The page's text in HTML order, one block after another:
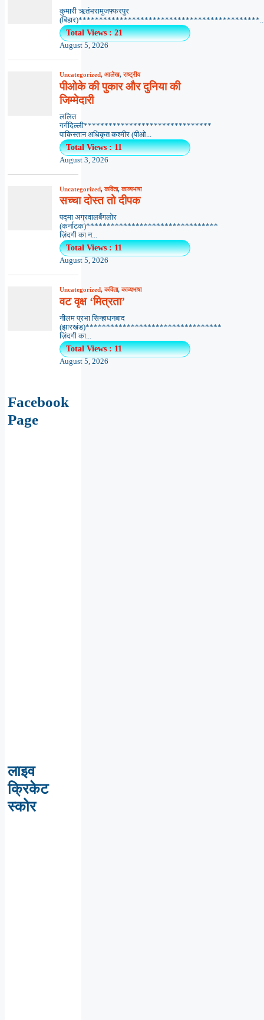
कुमारी ऋतंभरामुजफ्फरपुर
Total Views : 21
August 5, 2026
Uncategorized, आलेख,राष्ट्रीय
पीओके की पुकार और दुनिया की
जिम्मेदारी
ललित
गर्गदिल्ली*******************************
पाकिस्तान अधिकृत कश्मीर (पीओ...
Total Views : 11
August 3, 2026
Uncategorized,कविता,काव्यभाषा
सच्चा दोस्त तो दीपक
पद्मा अग्रवालबैंगलोर
(कर्नाटक)********************************
ज़िंदगी का न...
Total Views : 11
August 5, 2026
Uncategorized,कविता,काव्यभाषा
वट वृक्ष ‘मित्रता’
नीलम प्रभा सिन्हाधनबाद
(झारखंड)*********************************
ज़िंदगी का...
Total Views : 11
August 5, 2026
Facebook
Page
लाइव
क्रिकेट
स्कोर